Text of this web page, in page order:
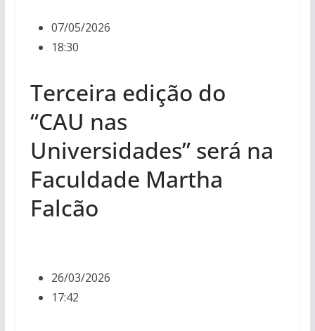
07/05/2026
18:30
Terceira edição do
“CAU nas
Universidades” será na
Faculdade Martha
Falcão
26/03/2026
17:42